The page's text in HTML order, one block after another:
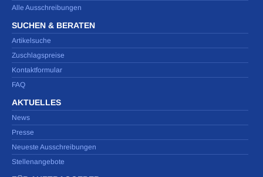
Alle Ausschreibungen
SUCHEN & BERATEN
Artikelsuche
Zuschlagspreise
Kontaktformular
FAQ
AKTUELLES
News
Presse
Neueste Ausschreibungen
Stellenangebote